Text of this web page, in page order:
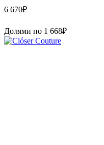
6 670₽
Долями по 1 668₽